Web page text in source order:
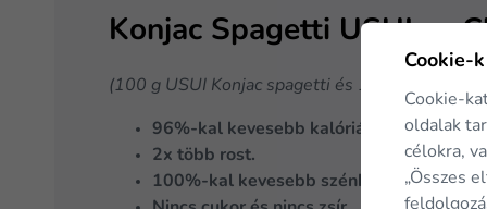
Konjac Spagetti USUI vs
(100 g USUI Konjac spagetti és 100 g főtt
96%-kal kevesebb kalóriát tartalmaznak.
2x több rost.
100%-kal kevesebb szénhidrátot
Cookie-k
Cookie-
oldalak
célokra,
„Összes